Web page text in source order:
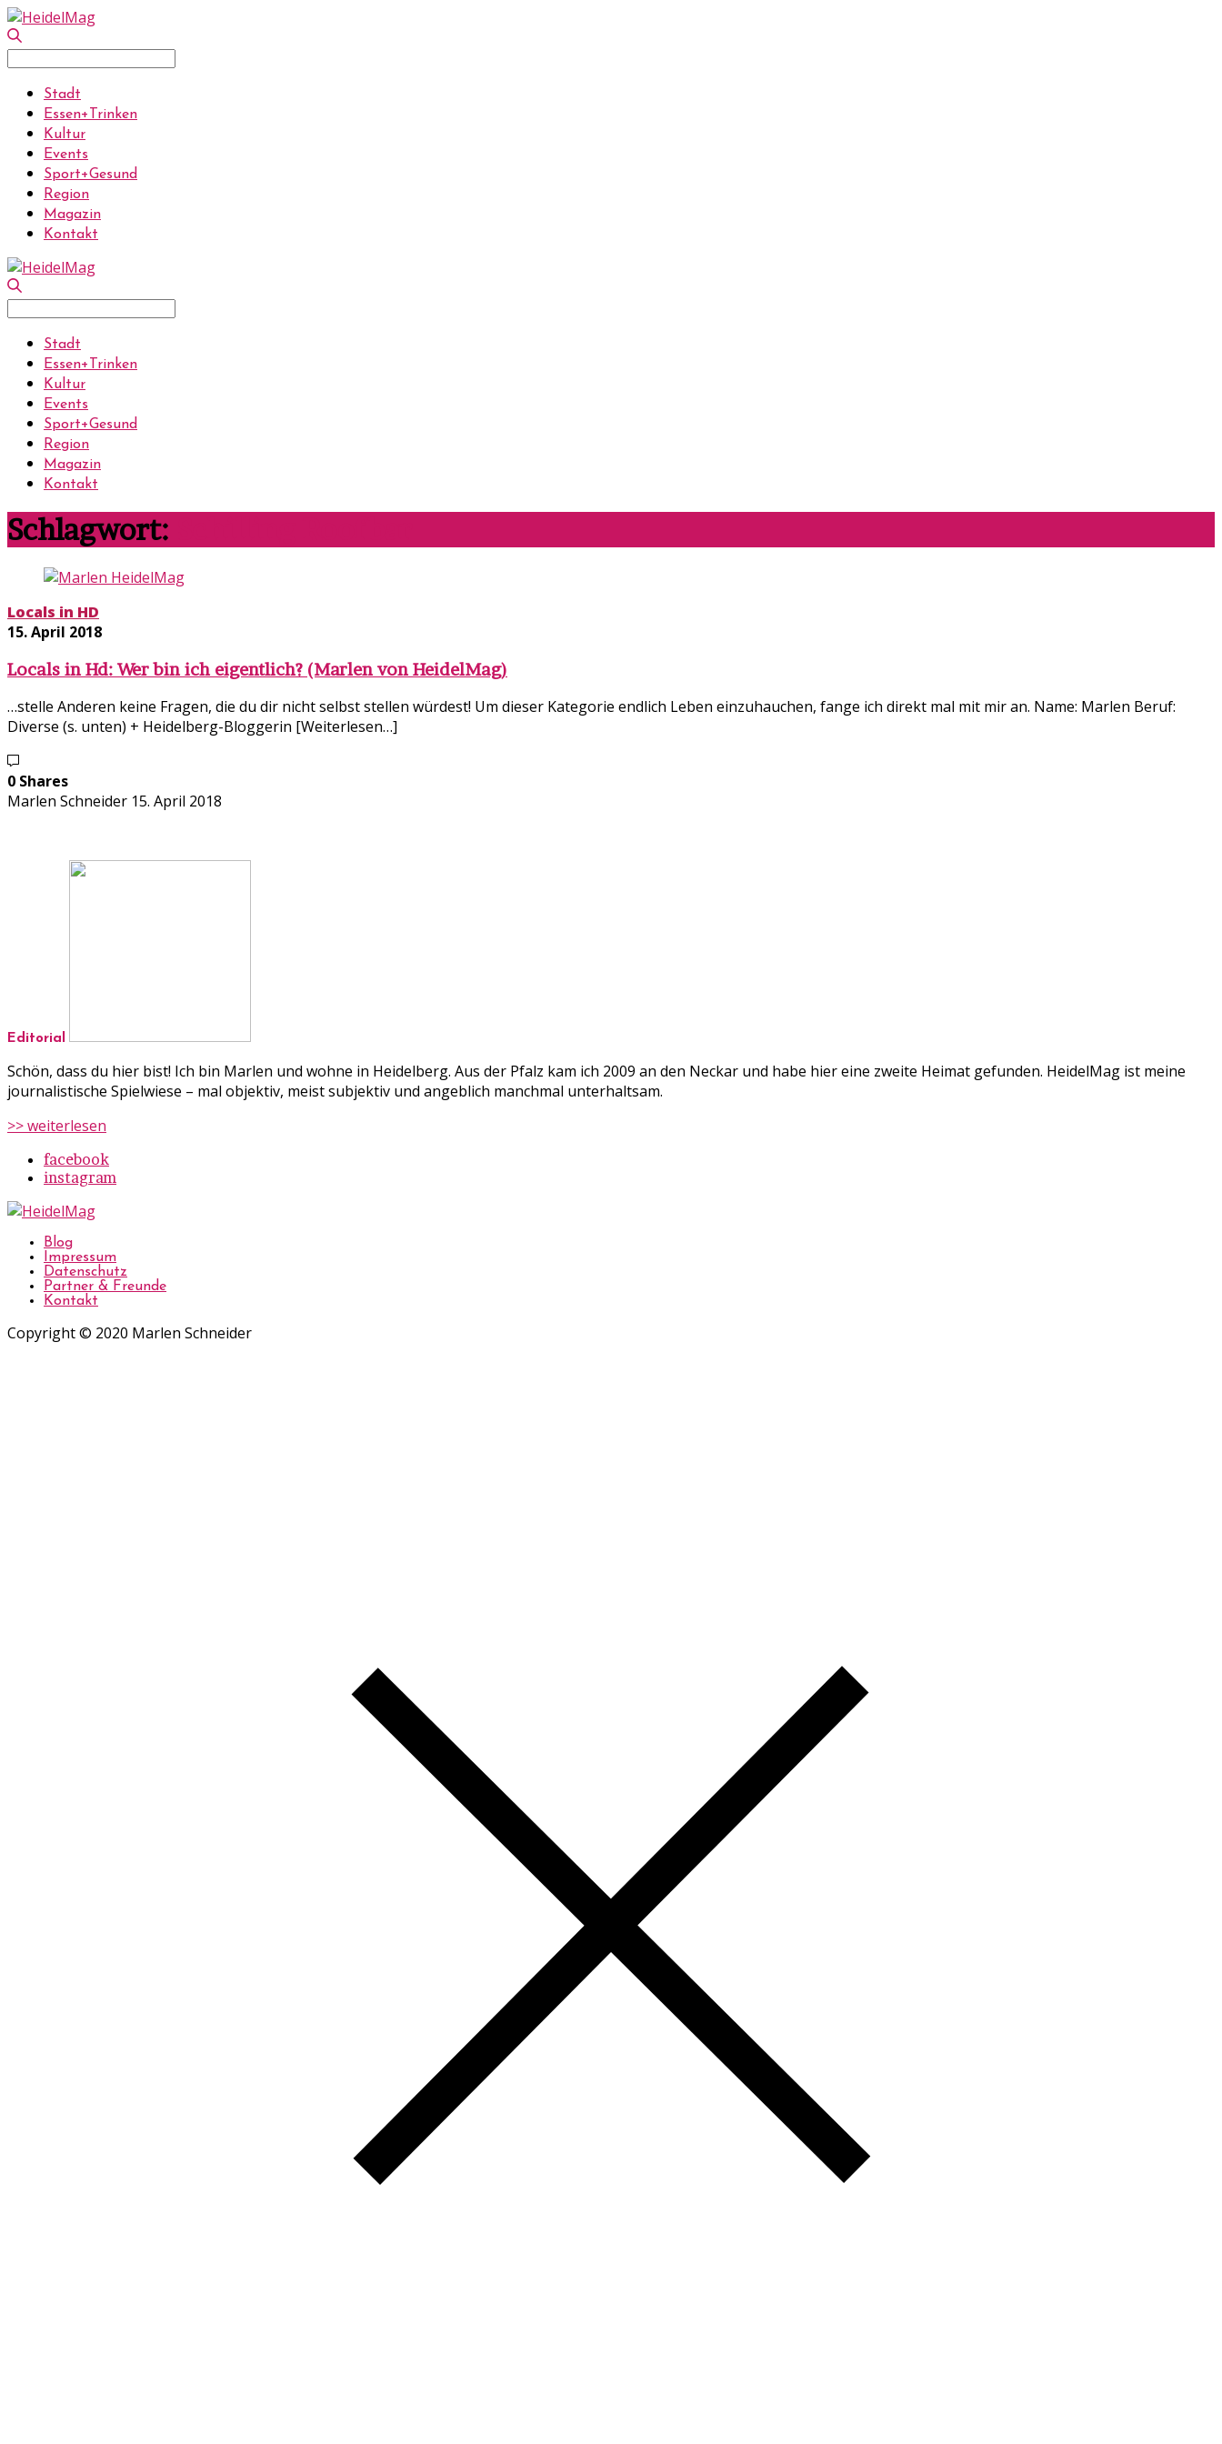
Search
for:
Stadt
Essen+Trinken
Kultur
Events
Sport+Gesund
Region
Magazin
Kontakt
Search
for:
Stadt
Essen+Trinken
Kultur
Events
Sport+Gesund
Region
Magazin
Kontakt
Schlagwort:
Locals in HD
15. April 2018
Locals in Hd: Wer bin ich eigentlich? (Marlen von HeidelMag)
…stelle Anderen keine Fragen, die du dir nicht selbst stellen würdest! Um dieser Kategorie endlich Leben einzuhauchen, fange ich direkt mal mit mir an. Name: Marlen Beruf:
Diverse (s. unten) + Heidelberg-Bloggerin [Weiterlesen…]
0 Shares
Marlen Schneider 15. April 2018
Editorial
Schön, dass du hier bist! Ich bin Marlen und wohne in Heidelberg. Aus der Pfalz kam ich 2009 an den Neckar und habe hier eine zweite Heimat gefunden. HeidelMag ist meine
journalistische Spielwiese – mal objektiv, meist subjektiv und angeblich manchmal unterhaltsam.
>> weiterlesen
facebook
instagram
Blog
Impressum
Datenschutz
Partner & Freunde
Kontakt
Copyright © 2020 Marlen Schneider